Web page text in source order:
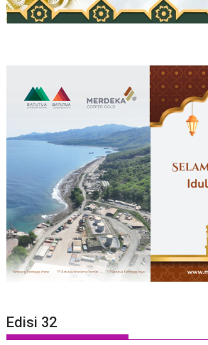
Edisi 32